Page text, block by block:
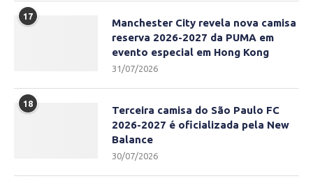
17
Manchester City revela nova camisa
reserva 2026-2027 da PUMA em
evento especial em Hong Kong
31/07/2026
18
Terceira camisa do São Paulo FC
2026-2027 é oficializada pela New
Balance
30/07/2026